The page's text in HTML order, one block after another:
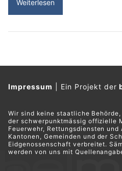
Weiterlesen
Impressum Ein Projekt der
Wir sind keine staatliche
der schwerpunktmässig offizielle
Feuerwehr, Rettungsdiensten und
Kantonen, Gemeinden und der
Eidgenossenschaft verbreitet.
werden von uns mit